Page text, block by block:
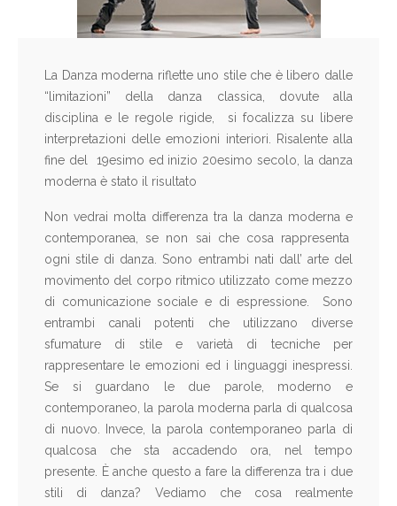
La Danza moderna riflette uno stile che è libero dalle
“limitazioni” della danza classica, dovute alla
disciplina e le regole rigide, si focalizza su libere
interpretazioni delle emozioni interiori. Risalente alla
fine del 19esimo ed inizio 20esimo secolo, la danza
moderna è stato il risultato
Non vedrai molta differenza tra la danza moderna e
contemporanea, se non sai che cosa rappresenta
ogni stile di danza. Sono entrambi nati dall’ arte del
movimento del corpo ritmico utilizzato come mezzo
di comunicazione sociale e di espressione. Sono
entrambi canali potenti che utilizzano diverse
sfumature di stile e varietà di tecniche per
rappresentare le emozioni ed i linguaggi inespressi.
Se si guardano le due parole, moderno e
contemporaneo, la parola moderna parla di qualcosa
di nuovo. Invece, la parola contemporaneo parla di
qualcosa che sta accadendo ora, nel tempo
presente. È anche questo a fare la differenza tra i due
stili di danza? Vediamo che cosa realmente